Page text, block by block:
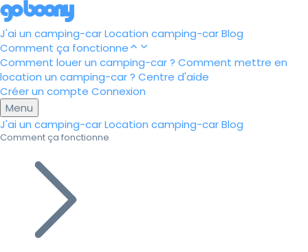
J'ai un camping-carLocation camping-carBlog
Comment ça fonctionne
Comment louer un camping-car ? Comment mettre en
location un camping-car ? Centre d'aide
Créer un compte Connexion
Menu
J'ai un camping-carLocation camping-carBlog
Comment ça fonctionne